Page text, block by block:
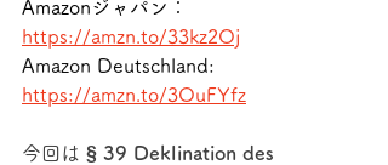
Amazonジャパン：
https://amzn.to/33kz2Oj
Amazon Deutschland:
https://amzn.to/3OuFYfz
今回は § 39 Deklination des